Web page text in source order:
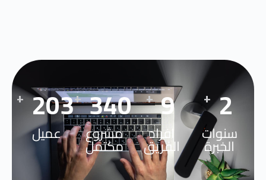
3
+
سنوات
الخبرة
12
+
افراد
الفريق
455
+
مشروع
مكتمل
273
+
عميل